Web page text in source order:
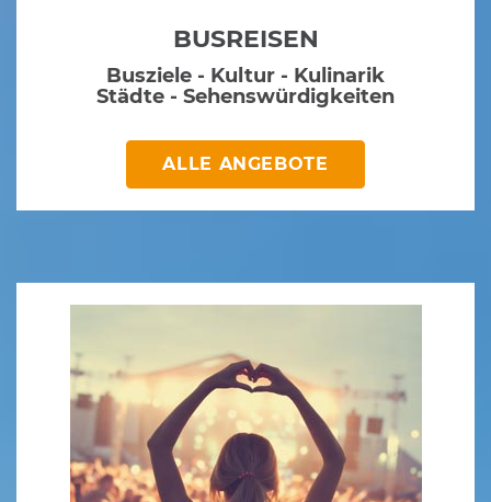
BUSREISEN
Busziele - Kultur - Kulinarik
Städte - Sehenswürdigkeiten
ALLE ANGEBOTE